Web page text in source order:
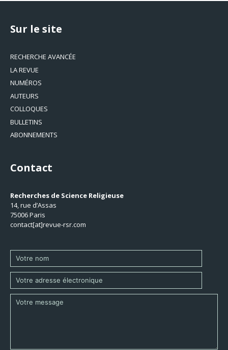
Sur le site
RECHERCHE AVANCÉE
LA REVUE
NUMÉROS
AUTEURS
COLLOQUES
BULLETINS
ABONNEMENTS
Contact
Recherches de Science Religieuse
14, rue d’Assas
75006 Paris
contact[at]revue-rsr.com